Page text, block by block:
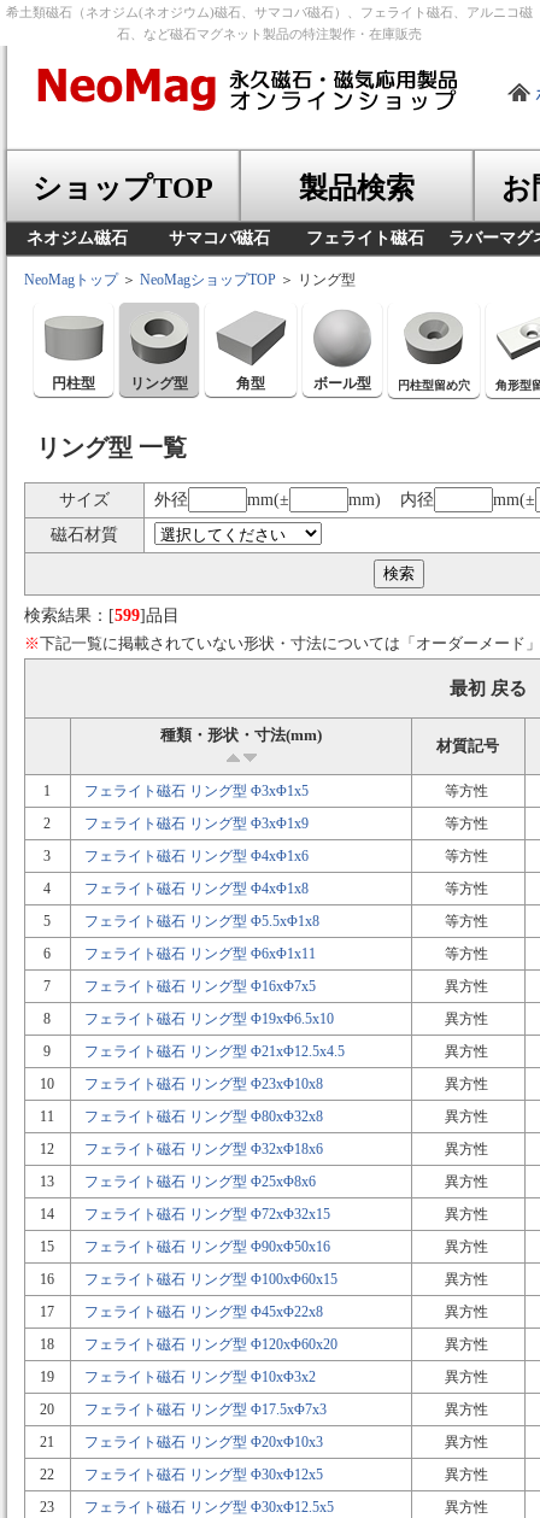
希土類磁石（ネオジム(ネオジウム)磁石、サマコバ磁石）、フェライト磁石、アルニコ磁
石、など磁石マグネット製品の特注製作・在庫販売
ショップTOP 製品検索 お
ネオジム磁石 サマコバ磁石 フェライト磁石 ラバーマグ
NeoMagトップ＞ NeoMagショップTOP ＞ リング型
円柱型 リング型 角型 ボール型 円柱型留め穴 角形型
リング型 一覧
サイズ 外径 mm(± mm) 内径
mm(±
磁石材質
検索結果：[599]品目
※下記一覧に掲載されていない形状・寸法については「オーダーメード
最初 戻
種類・形状・寸法(mm)
材質記号
1 フェライト磁石 リング型 Φ3xΦ1x5
等方性
2
フェライト磁石 リング型 Φ3xΦ1x9
等方性
3
フェライト磁石 リング型 Φ4xΦ1x6
等方性
4
フェライト磁石 リング型 Φ4xΦ1x8
等方性
5
フェライト磁石 リング型 Φ5.5xΦ1x8
等方性
6
フェライト磁石 リング型 Φ6xΦ1x11
等方性
7
フェライト磁石 リング型 Φ16xΦ7x5
異方性
8
フェライト磁石 リング型 Φ19xΦ6.5x10
異方性
9
フェライト磁石 リング型 Φ21xΦ12.5x4.5
異方性
10
フェライト磁石 リング型 Φ23xΦ10x8
異方性
11
フェライト磁石 リング型 Φ80xΦ32x8
異方性
12
フェライト磁石 リング型 Φ32xΦ18x6
異方性
13
フェライト磁石 リング型 Φ25xΦ8x6
異方性
14
フェライト磁石 リング型 Φ72xΦ32x15
異方性
15
フェライト磁石 リング型 Φ90xΦ50x16
異方性
16
フェライト磁石 リング型 Φ100xΦ60x15
異方性
17
フェライト磁石 リング型 Φ45xΦ22x8
異方性
18
フェライト磁石 リング型 Φ120xΦ60x20
異方性
19
フェライト磁石 リング型 Φ10xΦ3x2
異方性
20
フェライト磁石 リング型 Φ17.5xΦ7x3
異方性
21
フェライト磁石 リング型 Φ20xΦ10x3
異方性
22
フェライト磁石 リング型 Φ30xΦ12x5
異方性
23
フェライト磁石 リング型 Φ30xΦ12.5x5
異方性